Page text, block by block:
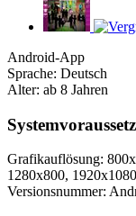
Android-App
Sprache: Deutsch
Alter: ab 8 Jahren
Grafikauflösung:
1280x800,
Versionsnummer: